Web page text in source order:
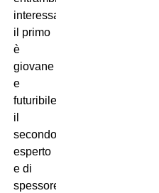
interessanti:
il primo
è
giovane
e
futuribile,
il
secondo
esperto
e di
spessore